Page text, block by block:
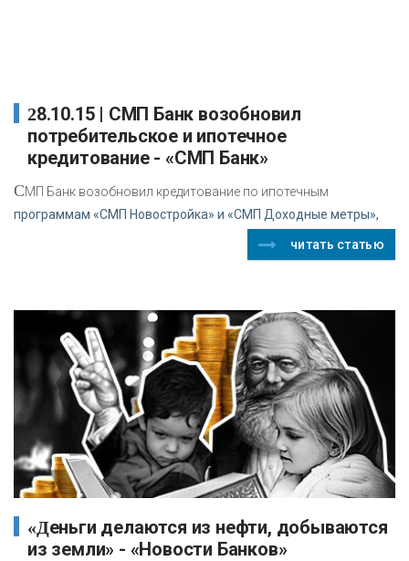
28.10.15 | СМП Банк возобновил
потребительское и ипотечное
кредитование - «СМП Банк»
СМП Банк возобновил кредитование по ипотечным
программам «СМП Новостройка» и «СМП Доходные метры»,
читать статью
«Деньги делаются из нефти, добываются
из земли» - «Новости Банков»